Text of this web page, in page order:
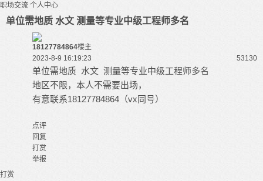
职场交流 个人中心
单位需地质 水文 测量等专业中级工程师多名
18127784864楼主
2023-8-9 16:19:23
53130
单位需地质 水文 测量等专业中级工程师多名
地区不限，本人不需要出场，
有意联系18127784864（vx同号）
点评
回复
打赏
举报
打赏